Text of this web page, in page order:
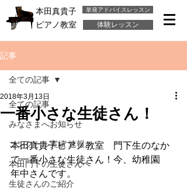
単発アドバイスレッスン
本田真貴子
ピアノ教室
体験レッスン
記事
全ての記事
みなさまへお知らせ
コンクール実績 速報
本田門下の生徒さんへ
生徒さんのご紹介
全ての記事
一番小さな生徒さん！
2018年3月13日
本田真貴子ピアノ教室　門下生のなか
で一番小さな生徒さん！今、幼稚園
年中さんです。